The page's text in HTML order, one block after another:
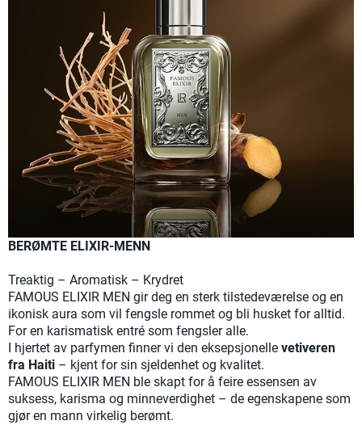
BERØMTE ELIXIR-MENN
Treaktig – Aromatisk – Krydret
FAMOUS ELIXIR MEN gir deg en sterk tilstedeværelse og en
ikonisk aura som vil fengsle rommet og bli husket for alltid.
For en karismatisk entré som fengsler alle.
I hjertet av parfymen finner vi den eksepsjonelle vetiveren
fra Haiti – kjent for sin sjeldenhet og kvalitet.
FAMOUS ELIXIR MEN ble skapt for å feire essensen av
suksess, karisma og minneverdighet – de egenskapene som
gjør en mann virkelig berømt.